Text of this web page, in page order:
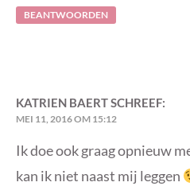
BEANTWOORDEN
KATRIEN BAERTSCHREEF:
MEI 11, 2016 OM 15:12
Ik doe ook graag opnieuw
kan ik niet naast mij leggen